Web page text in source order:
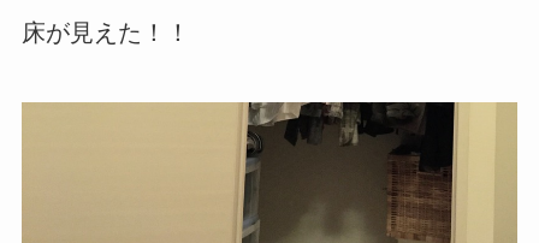
床が見えた！！